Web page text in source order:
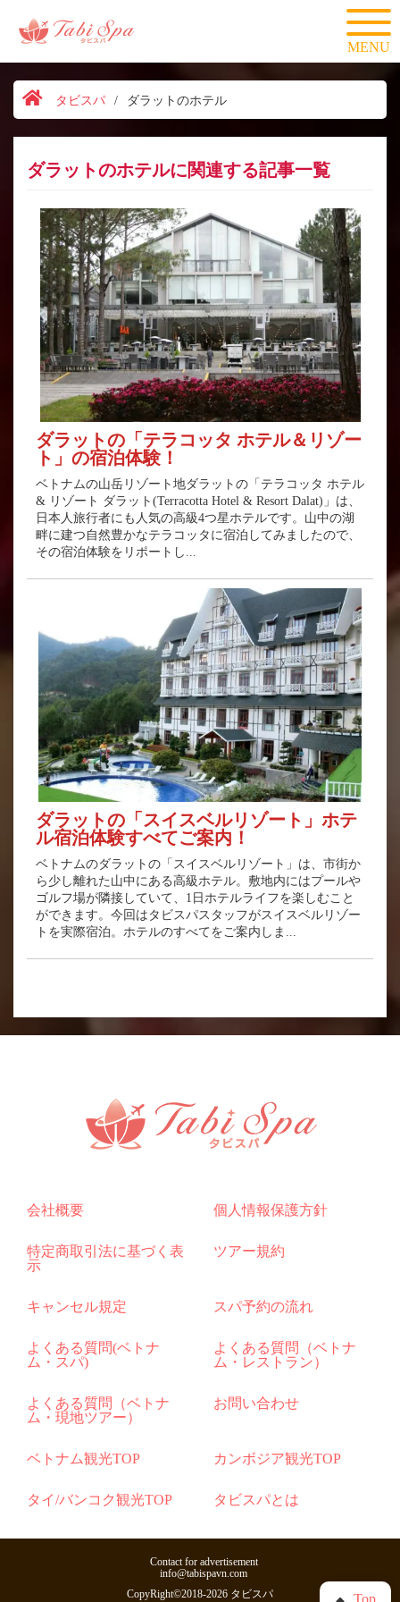
MENU
タビスパ / ダラットのホテル
ダラットのホテルに関連する記事一覧
ダラットの「テラコッタ ホテル＆リゾー
ト」の宿泊体験！
ベトナムの山岳リゾート地ダラットの「テラコッタ ホテル
& リゾート ダラット(Terracotta Hotel & Resort Dalat)」は、
日本人旅行者にも人気の高級4つ星ホテルです。山中の湖
畔に建つ自然豊かなテラコッタに宿泊してみましたので、
その宿泊体験をリポートし...
ダラットの「スイスベルリゾート」ホテ
ル宿泊体験すべてご案内！
ベトナムのダラットの「スイスベルリゾート」は、市街か
ら少し離れた山中にある高級ホテル。敷地内にはプールや
ゴルフ場が隣接していて、1日ホテルライフを楽しむこと
ができます。今回はタビスパスタッフがスイスベルリゾー
トを実際宿泊。ホテルのすべてをご案内しま...
Top
会社概要 個人情報保護方針
特定商取引法に基づく表
示
ツアー規約
キャンセル規定 スパ予約の流れ
よくある質問(ベトナ
ム・スパ)
よくある質問（ベトナ
ム・レストラン）
よくある質問（ベトナ
ム・現地ツアー）
お問い合わせ
ベトナム観光TOP カンボジア観光TOP
タイ/バンコク観光TOP タビスパとは
Contact for advertisement
info@tabispavn.com
CopyRight©2018-2026 タビスパ